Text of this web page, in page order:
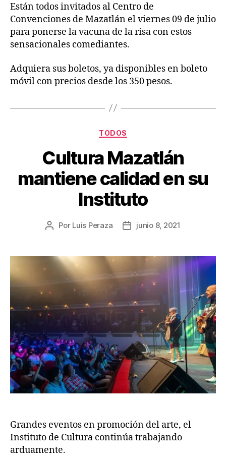
Están todos invitados al Centro de
Convenciones de Mazatlán el viernes 09 de julio
para ponerse la vacuna de la risa con estos
sensacionales comediantes.
Adquiera sus boletos, ya disponibles en boleto
móvil con precios desde los 350 pesos.
TODOS
Cultura Mazatlán
mantiene calidad en su
Instituto
Por Luis Peraza junio 8, 2021
Grandes eventos en promoción del arte, el
Instituto de Cultura continúa trabajando
arduamente.